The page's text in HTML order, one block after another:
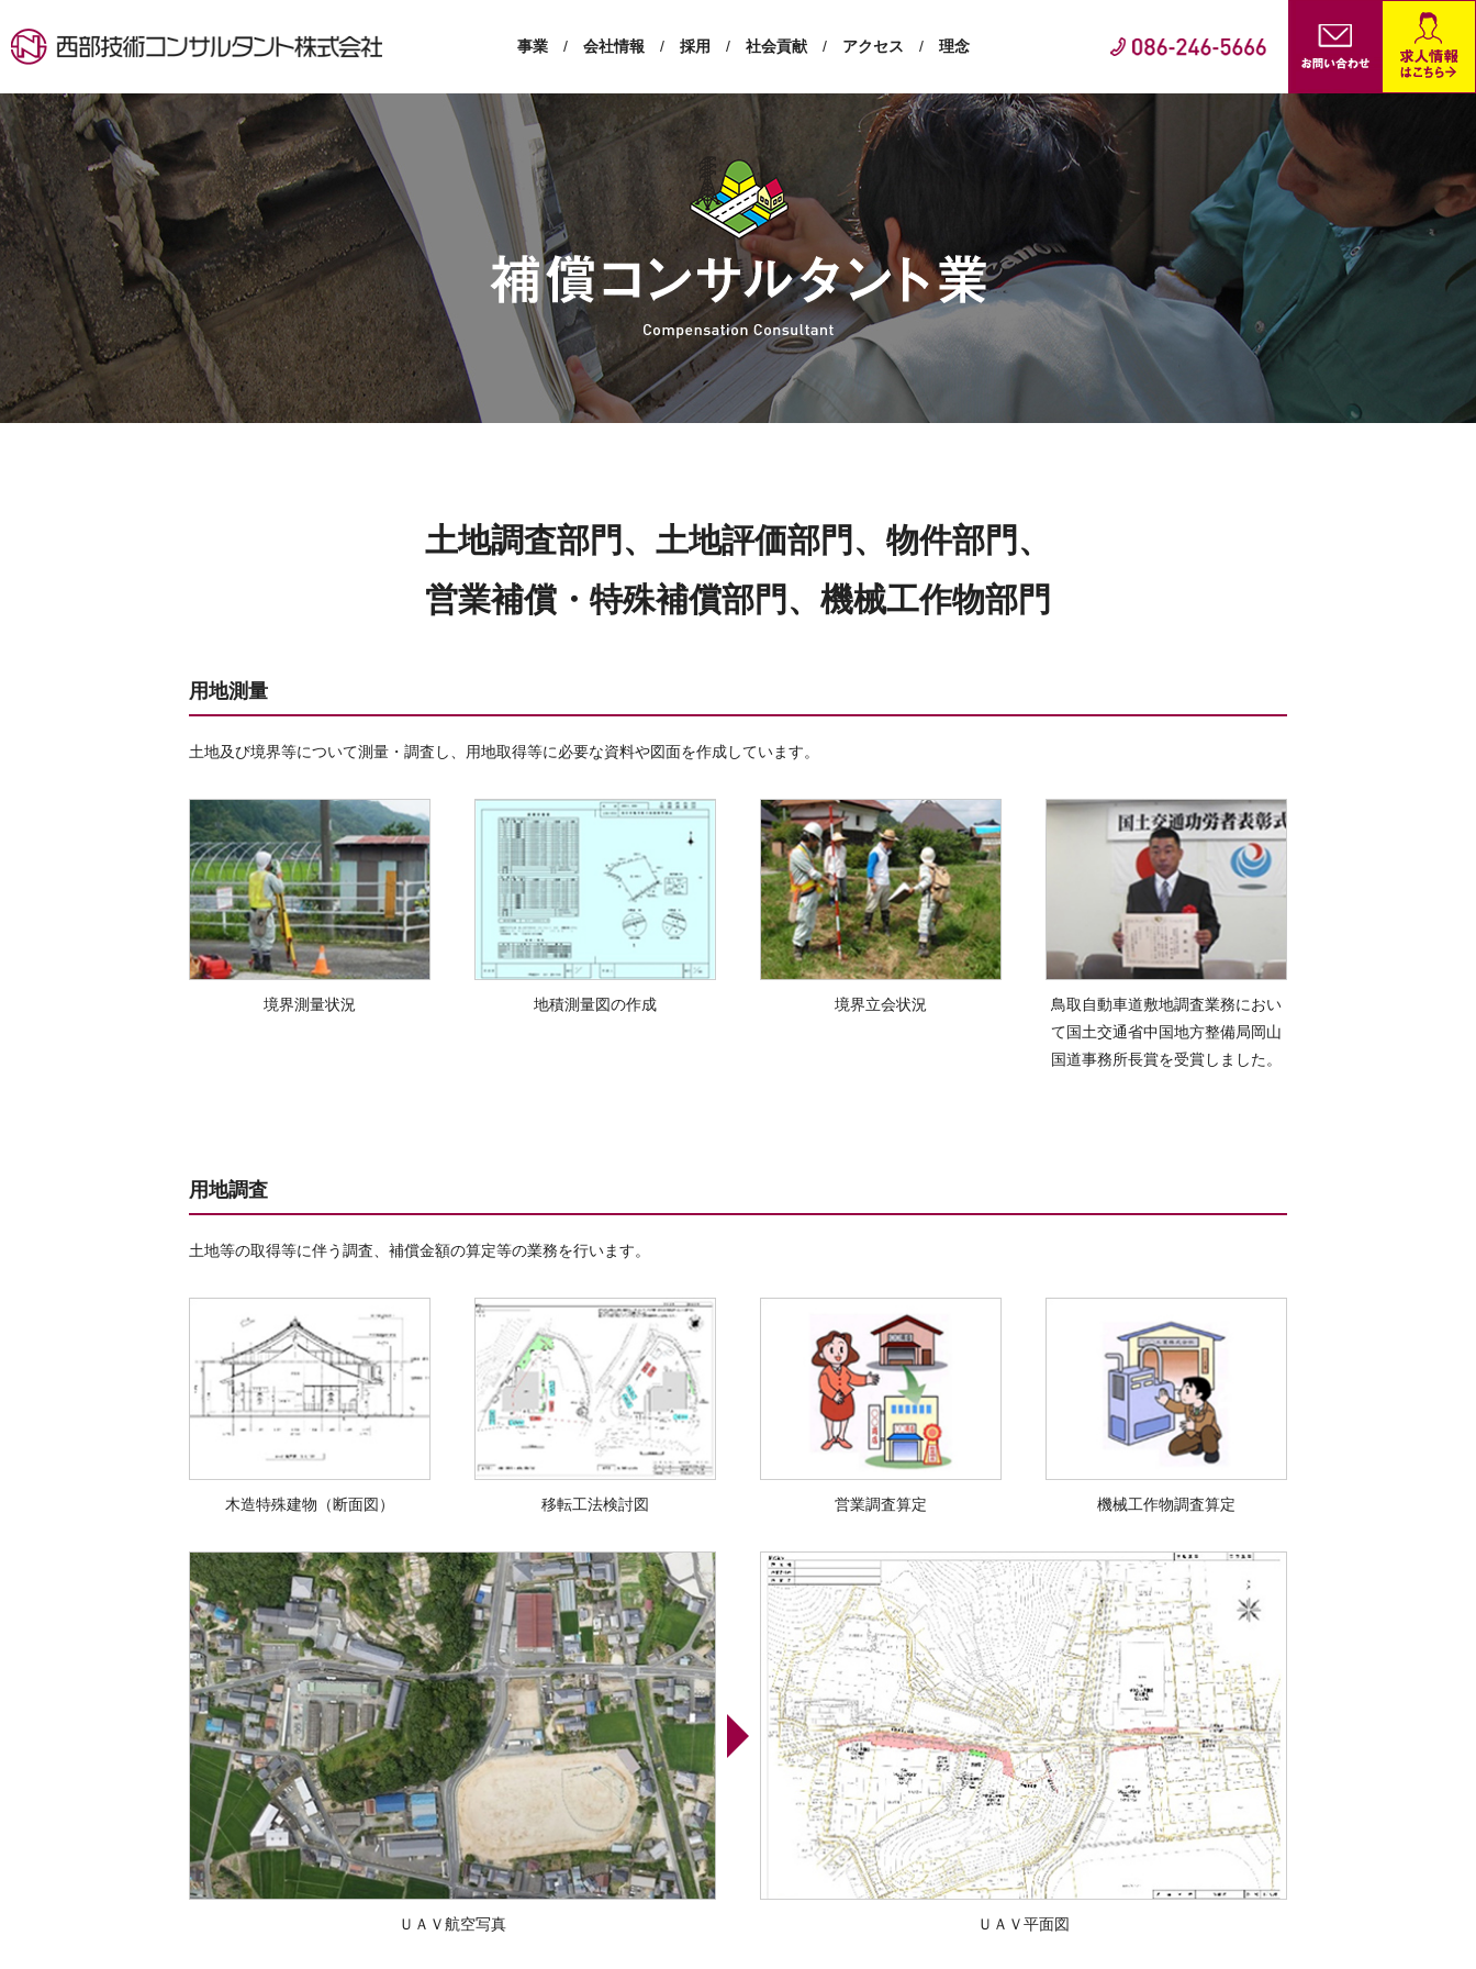
事業 / 会社情報 / 採用 / 社会貢献 / アクセス / 理念
土地調査部門、土地評価部門、物件部門、
営業補償・特殊補償部門、機械工作物部門
用地測量
土地及び境界等について測量・調査し、用地取得等に必要な資料や図面を作成しています。
境界測量状況 地積測量図の作成 境界立会状況
鳥取自動車道敷地調査業務におい
て国土交通省中国地方整備局岡山
国道事務所長賞を受賞しました。
用地調査
土地等の取得等に伴う調査、補償金額の算定等の業務を行います。
木造特殊建物（断面図） 移転工法検討図 営業調査算定 機械工作物調査算定
ＵＡＶ航空写真 ＵＡＶ平面図